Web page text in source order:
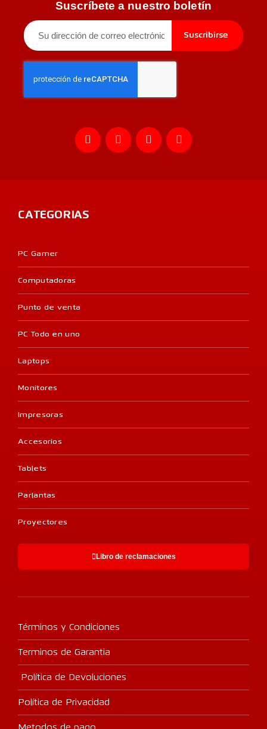
Suscríbete a nuestro boletín
Suscribirse
CATEGORIAS
PC Gamer
Computadoras
Punto de venta
PC Todo en uno
Laptops
Monitores
Impresoras
Accesorios
Tablets
Parlantas
Proyectores
Libro de reclamaciones
Términos y Condiciones
Terminos de Garantia
Política de Devoluciones
Política de Privacidad